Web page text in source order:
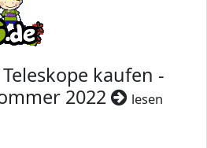
kaufen -
2022
lesen